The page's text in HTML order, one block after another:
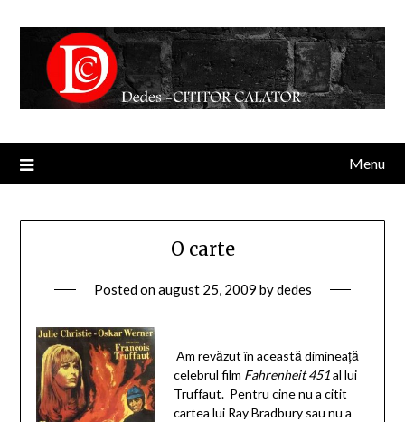
Menu
O carte
Posted onaugust 25, 2009 bydedes
Am revăzut în această dimineaţă
celebrul film Fahrenheit 451al lui
Truffaut. Pentru cine nu a citit
cartea lui Ray Bradbury sau nu a